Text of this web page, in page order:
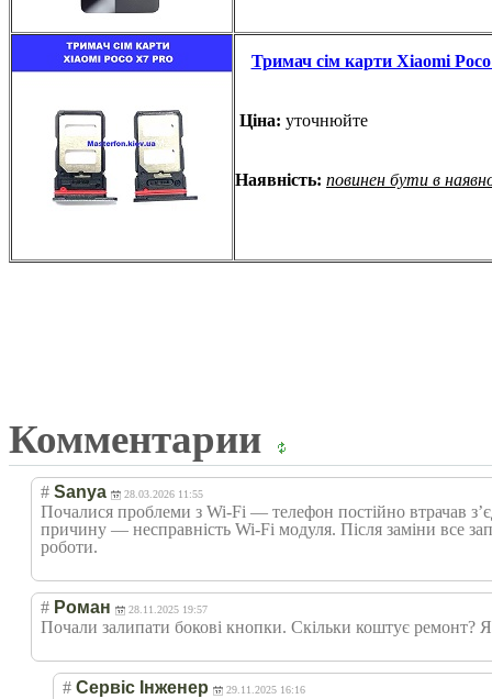
Тримач сім карти Xiaomi
Ціна: уточнюйте
Наявність: повинен бути в
Комментарии
# Sanya 28.03.2026 11:55
Почалися проблеми з Wi-Fi — телефон постійно втрачав
причину — несправність Wi-Fi модуля. Після заміни все
роботи.
# Роман 28.11.2025 19:57
Почали залипати бокові кнопки. Скільки коштує ремонт?
# Сервіс Інженер 29.11.2025 16:16